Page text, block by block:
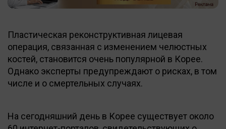
Пластическая реконструктивная лицевая
операция, связанная с изменением челюстных
костей, становится очень популярной в Корее.
Однако эксперты предупреждают о рисках, в том
числе и о смертельных случаях.
На сегодняшний день в Корее существует около